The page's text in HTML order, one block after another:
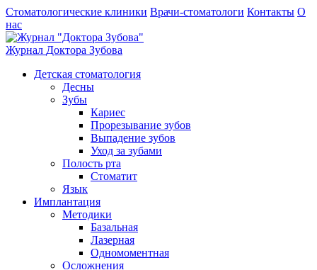
Стоматологические клиники Врачи-стоматологи Контакты О
нас
Журнал Доктора Зубова
Детская стоматология
Десны
Зубы
Кариес
Прорезывание зубов
Выпадение зубов
Уход за зубами
Полость рта
Стоматит
Язык
Имплантация
Методики
Базальная
Лазерная
Одномоментная
Осложнения